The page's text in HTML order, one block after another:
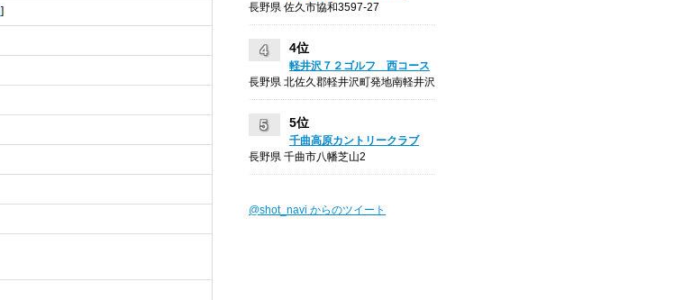
]
長野県 佐久市協和3597-27
4位
軽井沢７２ゴルフ 西コース
長野県 北佐久郡軽井沢町発地南軽井沢
5位
千曲高原カントリークラブ
長野県 千曲市八幡芝山2
@shot_navi からのツイート